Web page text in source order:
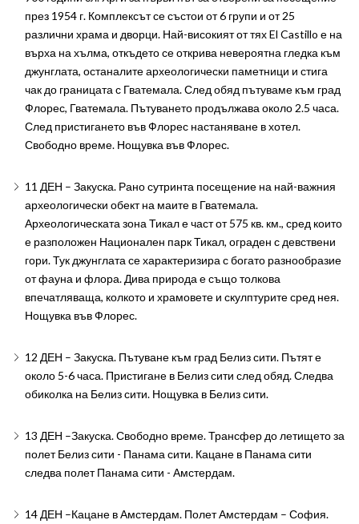
през 1954 г. Комплексът се състои от 6 групи и от 25
различни храма и дворци. Най-високият от тях El Castillo е на
върха на хълма, откъдето се открива невероятна гледка към
джунглата, останалите археологически паметници и стига
чак до границата с Гватемала. След обяд пътуваме към град
Флорес, Гватемала. Пътуването продължава около 2.5 часа.
След пристигането във Флорес настаняване в хотел.
Свободно време. Нощувка във Флорес.
11 ДЕН – Закуска. Рано сутринта посещение на най-важния
археологически обект на маите в Гватемала.
Археологическата зона Тикал е част от 575 кв. км., сред които
е разположен Национален парк Тикал, ограден с девствени
гори. Тук джунглата се характеризира с богато разнообразие
от фауна и флора. Дива природа е също толкова
впечатляваща, колкото и храмовете и скулптурите сред нея.
Нощувка във Флорес.
12 ДЕН – Закуска. Пътуване към град Белиз сити. Пътят е
около 5-6 часа. Пристигане в Белиз сити след обяд. Следва
обиколка на Белиз сити. Нощувка в Белиз сити.
13 ДЕН –Закуска. Свободно време. Трансфер до летището за
полет Белиз сити - Панама сити. Кацане в Панама сити
следва полет Панама сити - Амстердам.
14 ДЕН –Кацане в Амстердам. Полет Амстердам – София.